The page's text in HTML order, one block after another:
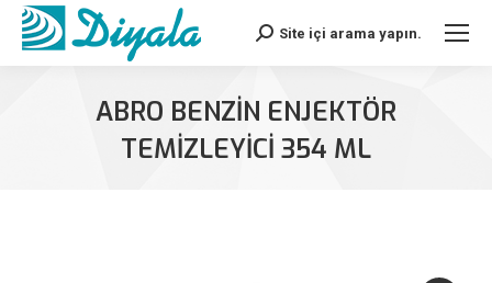
Search:Site içi arama yapın.
ABRO BENZİN ENJEKTÖR
TEMİZLEYİCİ 354 ML